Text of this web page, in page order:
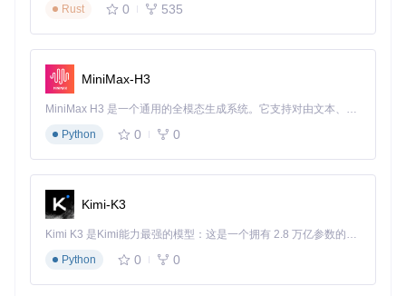
日常短
视频
_256
增强：gfpgan_1.4
线程：8
度20fps
直播推
流
模型：lightning_4n_
检测：yolo-face
<300ms
电影级
制作
8n_512
增强：codeformer
4K分辨率，细节保留9
5%
素材质量差
问题：源图模糊或光照不均导致融合错位
Rust
0 535
MiniMax-H3
MiniMax H3 是一个通用的全模态生成系统。它支持对由文本、图像、视频和音频组成的多模态上下文进行统一理解，并能生成分辨率高达 2K、时长可达 15 秒的带原生立体声音频的视频。得益于面向任务泛化的系统设计，H3 在预训练阶段就已具备广泛的多模态上下文理解与生成能力，能够出色地执行复杂的多模态指令。
Python
0 0
Kimi-K3
Kimi K3 是Kimi能力最强的模型：这是一个拥有 2.8 万亿参数的混合专家（MoE）模型，具备原生视觉理解能力，并支持 100 万 token 的上下文窗口。
Python
0 0